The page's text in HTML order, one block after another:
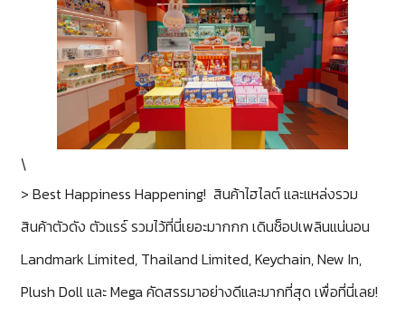
\
> Best Happiness Happening! สินค้าไฮไลต์ และแหล่งรวม
สินค้าตัวดัง ตัวแรร์ รวมไว้ที่นี่เยอะมากกก เดินช็อปเพลินแน่นอน
Landmark Limited, Thailand Limited, Keychain, New In,
Plush Doll และ Mega คัดสรรมาอย่างดีและมากที่สุด เพื่อที่นี่เลย!